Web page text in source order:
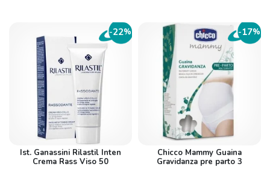
-22%
Ist. Ganassini Rilastil Inten
Crema Rass Viso 50
-17%
Chicco Mammy Guaina
Gravidanza pre parto 3